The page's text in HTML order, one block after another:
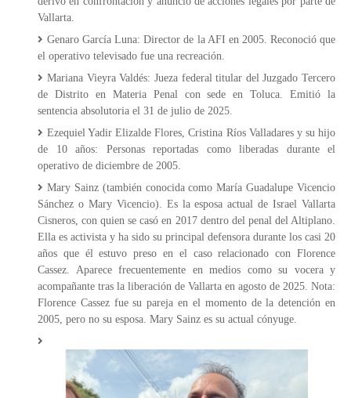
Vallarta.
Genaro García Luna: Director de la AFI en 2005. Reconoció que
el operativo televisado fue una recreación.
Mariana Vieyra Valdés: Jueza federal titular del Juzgado Tercero
de Distrito en Materia Penal con sede en Toluca. Emitió la
sentencia absolutoria el 31 de julio de 2025.
Ezequiel Yadir Elizalde Flores, Cristina Ríos Valladares y su hijo
de 10 años: Personas reportadas como liberadas durante el
operativo de diciembre de 2005.
Mary Sainz (también conocida como María Guadalupe Vicencio
Sánchez o Mary Vicencio). Es la esposa actual de Israel Vallarta
Cisneros, con quien se casó en 2017 dentro del penal del Altiplano.
Ella es activista y ha sido su principal defensora durante los casi 20
años que él estuvo preso en el caso relacionado con Florence
Cassez. Aparece frecuentemente en medios como su vocera y
acompañante tras la liberación de Vallarta en agosto de 2025. Nota:
Florence Cassez fue su pareja en el momento de la detención en
2005, pero no su esposa. Mary Sainz es su actual cónyuge.